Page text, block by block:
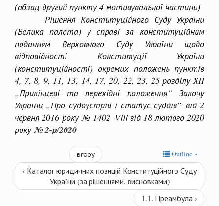
(абзац другий пункту 4 мотивувальної частини)
Рішення Конституційного Суду України
(Велика палата) у справі за конституційним
поданням Верховного Суду України щодо
відповідності Конституції України
(конституційності) окремих положень пунктів
4, 7, 8, 9, 11, 13, 14, 17, 20, 22, 23, 25 розділу XII
„Прикінцеві та перехідні положення“ Закону
України „Про судоустрій і статус суддів“ від 2
червня 2016 року № 1402–VІІІ від 18 лютого 2020
року№ 2-р/2020
Outline
‹ Каталог юридичних позицій Конституційного Суду
України (за рішеннями, висновками)
вгору
1.1. Преамбула ›